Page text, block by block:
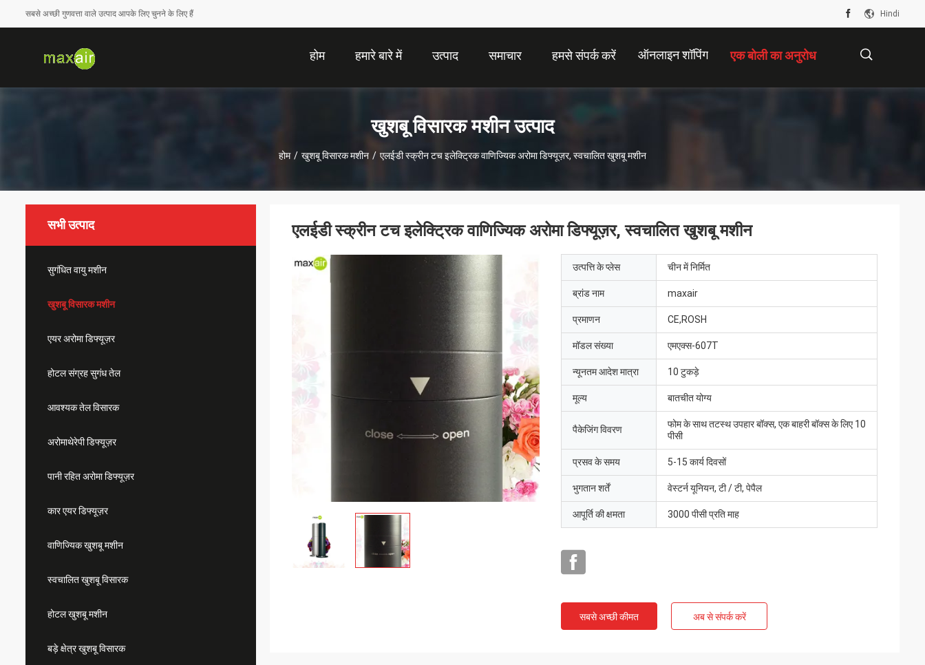
सबसे अच्छी गुणवत्ता वाले उत्पाद आपके लिए चुनने के लिए हैं Hindi
होम हमारे बारे में उत्पाद समाचार हमसे संपर्क करें ऑनलाइन शॉपिंग एक बोली का अनुरोध
खुशबू विसारक मशीन उत्पाद
होम / खुशबू विसारक मशीन / एलईडी स्क्रीन टच इलेक्ट्रिक वाणिज्यिक अरोमा डिफ्यूज़र, स्वचालित खुशबू मशीन
सभी उत्पाद
सुगंधित वायु मशीन
खुशबू विसारक मशीन
एयर अरोमा डिफ्यूज़र
होटल संग्रह सुगंध तेल
आवश्यक तेल विसारक
अरोमाथेरेपी डिफ्यूज़र
पानी रहित अरोमा डिफ्यूज़र
कार एयर डिफ्यूज़र
वाणिज्यिक खुशबू मशीन
स्वचालित खुशबू विसारक
होटल खुशबू मशीन
बड़े क्षेत्र खुशबू विसारक
एलईडी स्क्रीन टच इलेक्ट्रिक वाणिज्यिक अरोमा डिफ्यूज़र, स्वचालित खुशबू मशीन
उत्पत्ति के प्लेस चीन में निर्मित
ब्रांड नाम maxair
प्रमाणन CE,ROSH
मॉडल संख्या एमएक्स-607T
न्यूनतम आदेश मात्रा 10 टुकड़े
मूल्य बातचीत योग्य
पैकेजिंग विवरण
फोम के साथ तटस्थ उपहार बॉक्स, एक बाहरी बॉक्स के लिए 10
पीसी
प्रसव के समय 5-15 कार्य दिवसों
भुगतान शर्तें वेस्टर्न यूनियन, टी / टी, पेपैल
आपूर्ति की क्षमता 3000 पीसी प्रति माह
सबसे अच्छी कीमत अब से संपर्क करें